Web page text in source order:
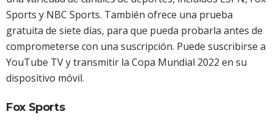
Sports y NBC Sports. También ofrece una prueba
gratuita de siete días, para que pueda probarla antes de
comprometerse con una suscripción. Puede suscribirse a
YouTube TV y transmitir la Copa Mundial 2022 en su
dispositivo móvil.
Fox Sports